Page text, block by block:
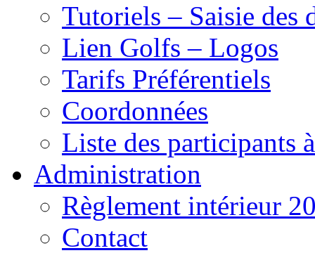
Tutoriels – Saisie des
Lien Golfs – Logos
Tarifs Préférentiels
Coordonnées
Liste des participants
Administration
Règlement intérieur
Contact